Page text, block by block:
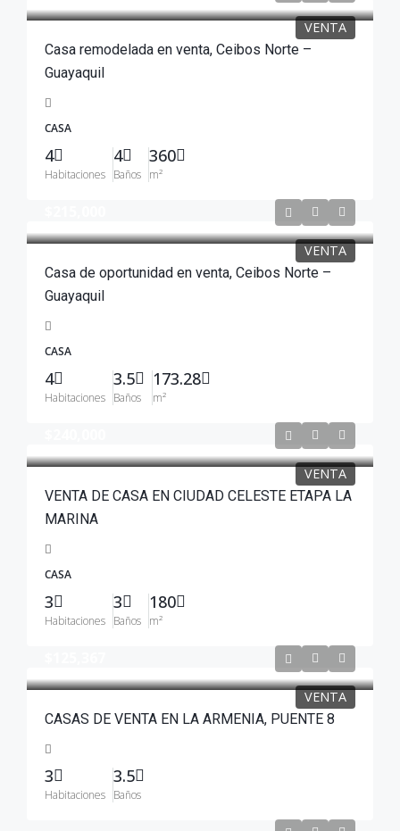
VENTA
Casa remodelada en venta, Ceibos Norte –
Guayaquil
CASA
4
Habitaciones
4
Baños
360
m²
VENTA
Casa de oportunidad en venta, Ceibos Norte –
Guayaquil
CASA
4
Habitaciones
3.5
Baños
173.28
m²
VENTA
VENTA DE CASA EN CIUDAD CELESTE ETAPA LA
MARINA
CASA
3
Habitaciones
3
Baños
180
m²
VENTA
CASAS DE VENTA EN LA ARMENIA, PUENTE 8
3
Habitaciones
3.5
Baños